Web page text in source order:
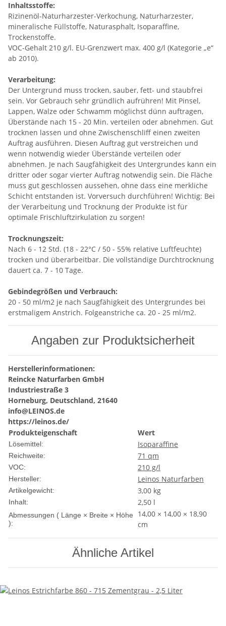
Inhaltsstoffe:
Rizinenöl-Naturharzester-Verkochung, Naturharzester,
mineralische Füllstoffe, Naturasphalt, Isoparaffine,
Trockenstoffe.
VOC-Gehalt 210 g/l. EU-Grenzwert max. 400 g/l (Kategorie „e“
ab 2010).
Verarbeitung:
Der Untergrund muss trocken, sauber, fett- und staubfrei
sein. Vor Gebrauch sehr gründlich aufrühren! Mit Pinsel,
Lappen, Walze oder Schwamm möglichst dünn auftragen,
Überstände nach 15 - 20 Min. verteilen oder abnehmen. Gut
trocknen lassen und ohne Zwischenschliff einen zweiten
Auftrag ausführen. Diesen Auftrag gut verstreichen und
wenn notwendig wieder Überstände verteilen oder
abnehmen. Je nach Saugfähigkeit des Untergrundes kann ein
dritter oder sogar vierter Auftrag notwendig sein. Die Fläche
muss gut geschlossen aussehen, ohne dass eine merkliche
Schicht entstanden ist. Vorversuch durchführen! Wichtig: Bei
der Verarbeitung und Trocknung der Produkte ist für
optimale Frischluftzirkulation zu sorgen!
Trocknungszeit:
Nach 6 - 12 Std. (18 - 22°C / 50 - 55% relative Luftfeuchte)
trocken und überarbeitbar. Die vollständige Durchtrocknung
dauert ca. 7 - 10 Tage.
Gebindegrößen und Verbrauch:
20 - 50 ml/m2 je nach Saugfähigkeit des Untergrundes bei
erstmaligem Anstrich. Folgeanstriche ca. 20 - 25 ml/m2.
Angaben zur Produktsicherheit
Herstellerinformationen:
Reincke Naturfarben GmbH
Industriestraße 3
Horneburg, Deutschland, 21640
info@LEINOS.de
https://leinos.de/
Produkteigenschaft
Wert
Lösemittel: Isoparaffine
Reichweite: 71 qm
VOC: 210 g/l
Hersteller: Leinos Naturfarben
Artikelgewicht: 3,00 kg
Inhalt: 2,50 l
Abmessungen ( Länge × Breite × Höhe
):
14,00 × 14,00 × 18,90
cm
Ähnliche Artikel